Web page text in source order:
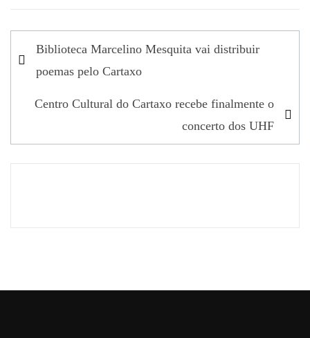
Navegação
de
Biblioteca Marcelino Mesquita vai distribuir
poemas pelo Cartaxo
Centro Cultural do Cartaxo recebe finalmente o
concerto dos UHF